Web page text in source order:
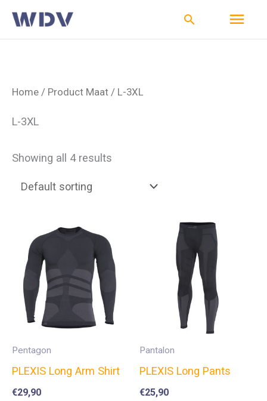
Ga
naar
Zoeken
Home / Product Maat / L-3XL
L-3XL
Showing all 4 results
Pentagon
PLEXIS Long Arm Shirt
€29,90
Pantalon
PLEXIS Long Pants
€25,90